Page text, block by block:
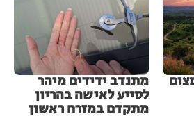
מתנדב ידידים מיהר
לסייע לאישה בהריון
מתקדם במזרח ראשון